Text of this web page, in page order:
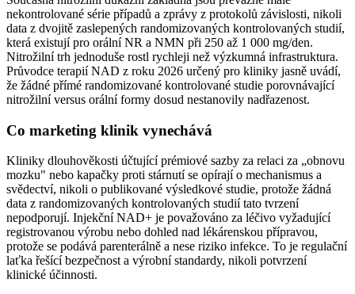
nekontrolované série případů a zprávy z protokolů závislosti, nikoli
data z dvojitě zaslepených randomizovaných kontrolovaných studií,
která existují pro orální NR a NMN při 250 až 1 000 mg/den.
Nitrožilní trh jednoduše rostl rychleji než výzkumná infrastruktura.
Průvodce terapií NAD z roku 2026 určený pro kliniky jasně uvádí,
že žádné přímé randomizované kontrolované studie porovnávající
nitrožilní versus orální formy dosud nestanovily nadřazenost.
Co marketing klinik vynechává
Kliniky dlouhověkosti účtující prémiové sazby za relaci za „obnovu
mozku" nebo kapačky proti stárnutí se opírají o mechanismus a
svědectví, nikoli o publikované výsledkové studie, protože žádná
data z randomizovaných kontrolovaných studií tato tvrzení
nepodporují. Injekční NAD+ je považováno za léčivo vyžadující
registrovanou výrobu nebo dohled nad lékárenskou přípravou,
protože se podává parenterálně a nese riziko infekce. To je regulační
laťka řešící bezpečnost a výrobní standardy, nikoli potvrzení
klinické účinnosti.